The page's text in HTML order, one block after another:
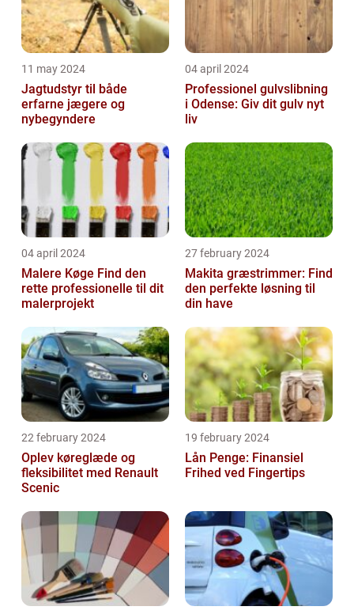
11 may 2024
Jagtudstyr til både
erfarne jægere og
nybegyndere
04 april 2024
Professionel gulvslibning
i Odense: Giv dit gulv nyt
liv
04 april 2024
Malere Køge Find den
rette professionelle til dit
malerprojekt
27 february 2024
Makita græstrimmer: Find
den perfekte løsning til
din have
22 february 2024
Oplev køreglæde og
fleksibilitet med Renault
Scenic
19 february 2024
Lån Penge: Finansiel
Frihed ved Fingertips